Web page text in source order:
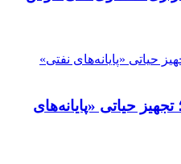
حیاتی «پایانه‌های